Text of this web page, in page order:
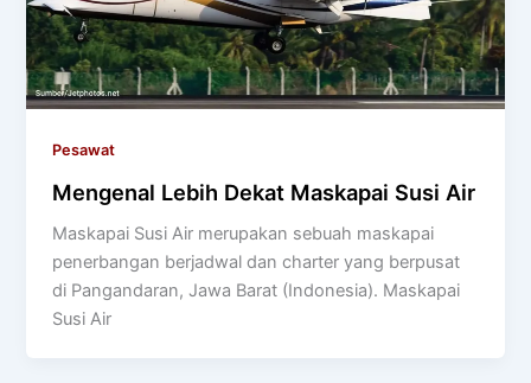
Pesawat
Mengenal Lebih Dekat Maskapai Susi Air
Maskapai Susi Air merupakan sebuah maskapai
penerbangan berjadwal dan charter yang berpusat
di Pangandaran, Jawa Barat (Indonesia). Maskapai
Susi Air